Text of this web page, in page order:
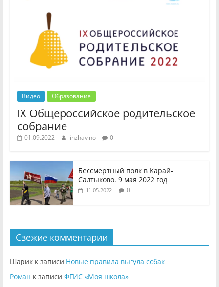
Видео Образование
IX Общероссийское родительское
собрание
01.09.2022 inzhavino 0
Бессмертный полк в Карай-
Салтыково. 9 мая 2022 год
11.05.2022 0
Свежие комментарии
Шарикк записи Новые правила выгула собак
Роман к записи ФГИС «Моя школа»